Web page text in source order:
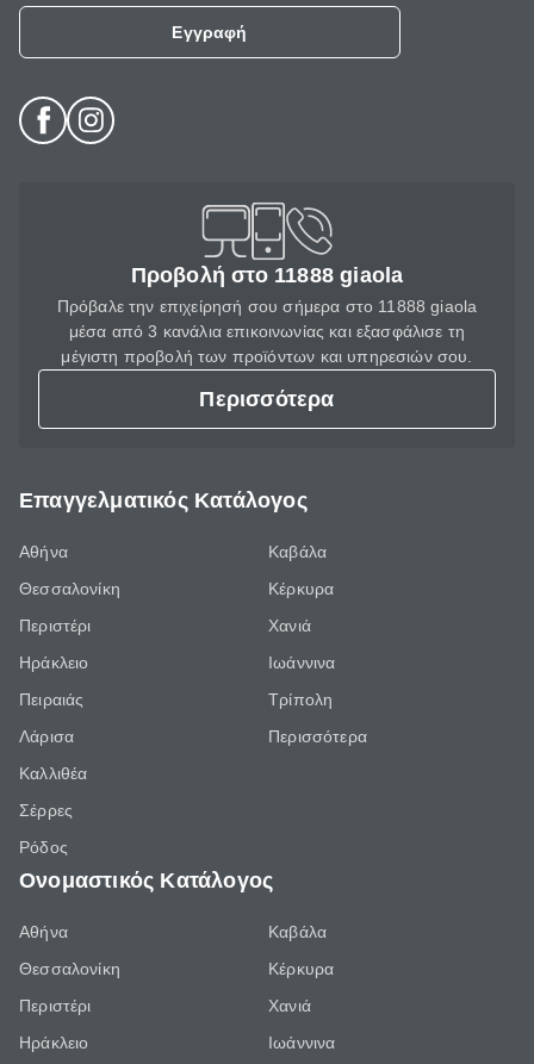
Εγγραφή
Προβολή στο 11888 giaola
Πρόβαλε την επιχείρησή σου σήμερα στο 11888 giaola
μέσα από 3 κανάλια επικοινωνίας και εξασφάλισε τη
μέγιστη προβολή των προϊόντων και υπηρεσιών σου.
Περισσότερα
Επαγγελματικός Κατάλογος
Αθήνα
Θεσσαλονίκη
Περιστέρι
Ηράκλειο
Πειραιάς
Λάρισα
Καλλιθέα
Σέρρες
Ρόδος
Καβάλα
Κέρκυρα
Χανιά
Ιωάννινα
Τρίπολη
Περισσότερα
Ονομαστικός Κατάλογος
Αθήνα
Θεσσαλονίκη
Περιστέρι
Ηράκλειο
Καβάλα
Κέρκυρα
Χανιά
Ιωάννινα